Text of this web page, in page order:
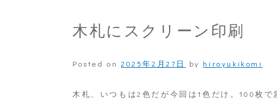
木札にスクリーン印刷
Posted on 2025年2月27日 by hiroyukikomi
木札、いつもは2色だが今回は1色だけ。100枚